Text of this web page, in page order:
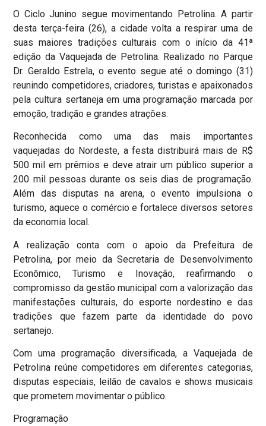
O Ciclo Junino segue movimentando Petrolina. A partir
desta terça-feira (26), a cidade volta a respirar uma de
suas maiores tradições culturais com o início da 41ª
edição da Vaquejada de Petrolina. Realizado no Parque
Dr. Geraldo Estrela, o evento segue até o domingo (31)
reunindo competidores, criadores, turistas e apaixonados
pela cultura sertaneja em uma programação marcada por
emoção, tradição e grandes atrações.
Reconhecida como uma das mais importantes
vaquejadas do Nordeste, a festa distribuirá mais de R$
500 mil em prêmios e deve atrair um público superior a
200 mil pessoas durante os seis dias de programação.
Além das disputas na arena, o evento impulsiona o
turismo, aquece o comércio e fortalece diversos setores
da economia local.
A realização conta com o apoio da Prefeitura de
Petrolina, por meio da Secretaria de Desenvolvimento
Econômico, Turismo e Inovação, reafirmando o
compromisso da gestão municipal com a valorização das
manifestações culturais, do esporte nordestino e das
tradições que fazem parte da identidade do povo
sertanejo.
Com uma programação diversificada, a Vaquejada de
Petrolina reúne competidores em diferentes categorias,
disputas especiais, leilão de cavalos e shows musicais
que prometem movimentar o público.
Programação